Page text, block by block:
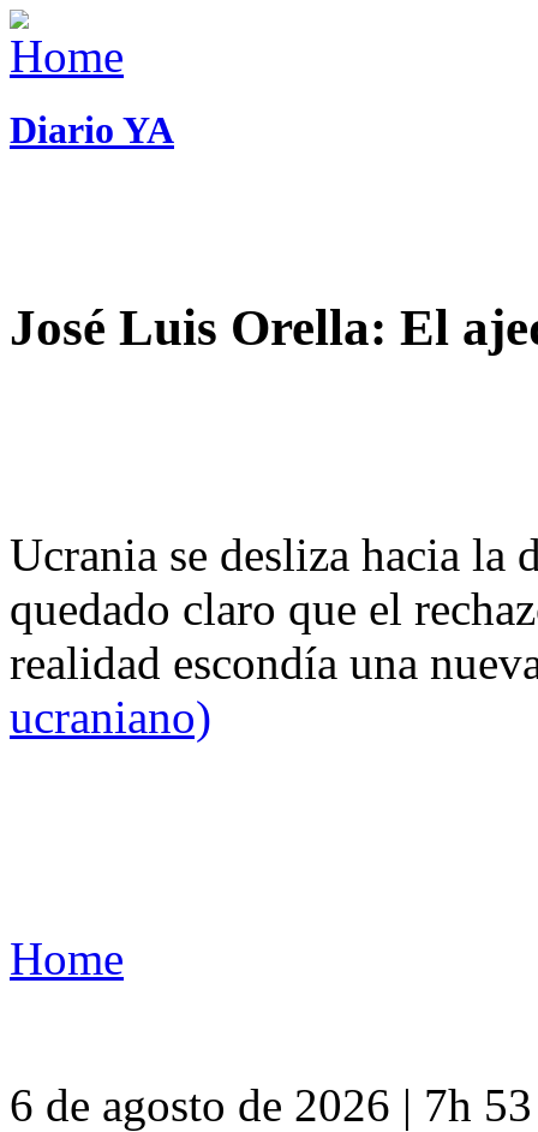
Diario YA
José Luis Orella: El
Ucrania se desliza hacia
quedado claro que el
realidad escondía una
ucraniano)
Home
6 de agosto de 2026 | 7h